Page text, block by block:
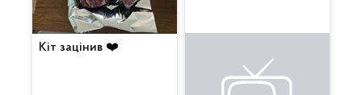
Кіт зацінив ❤️
Вкусняха. Будемо
смакувати з вином 😍